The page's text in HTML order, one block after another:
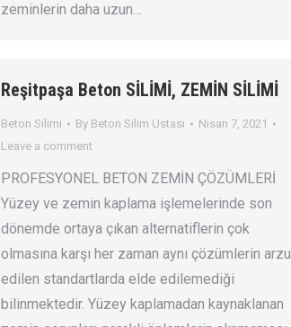
zeminlerin daha uzun…
Reşitpaşa Beton SİLİMİ, ZEMİN SİLİMİ
Beton Silimi By Beton Silim Ustası
Nisan 7, 2021
Leave a comment
PROFESYONEL BETON ZEMİN ÇÖZÜMLERİ
Yüzey ve zemin kaplama işlemelerinde son
dönemde ortaya çıkan alternatiflerin çok
olmasına karşı her zaman aynı çözümlerin arzu
edilen standartlarda elde edilemediği
bilinmektedir. Yüzey kaplamadan kaynaklanan